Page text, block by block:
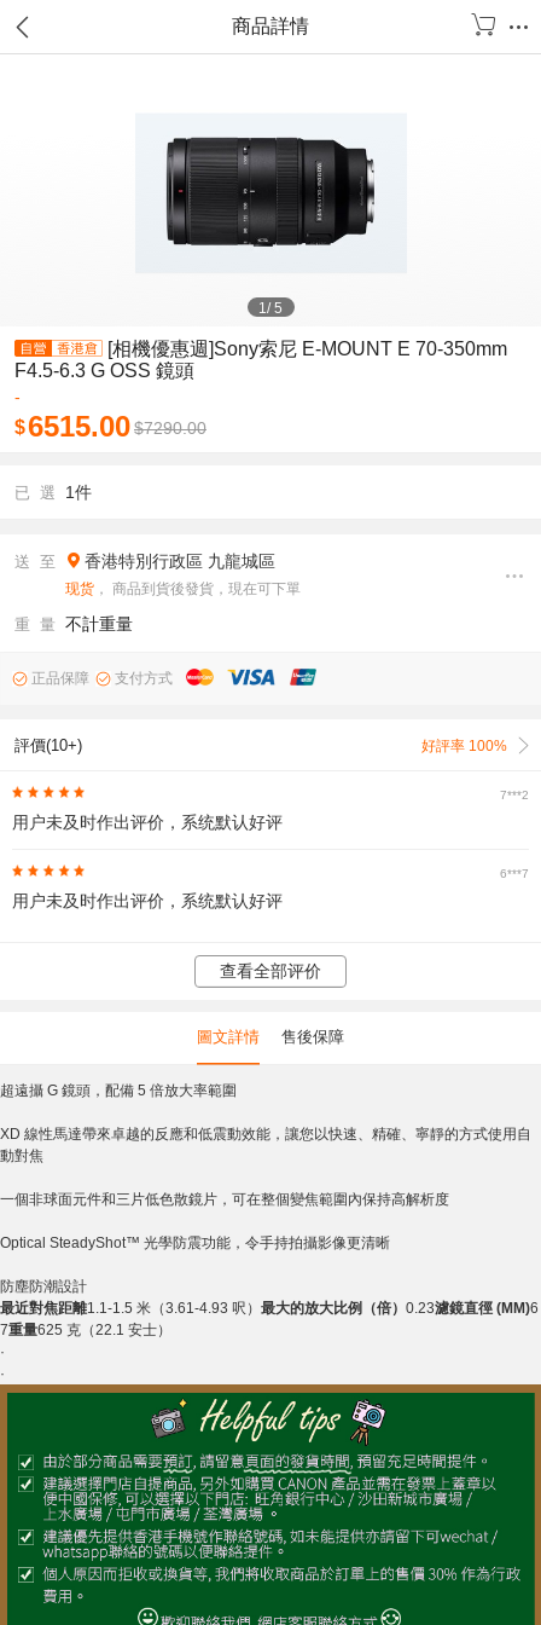
商品詳情
1/5
[相機優惠週]Sony索尼 E-MOUNT E 70-350mm
F4.5-6.3 G OSS 鏡頭
-
$6515.00$7290.00
已 選 1件
送 至 香港特別行政區 九龍城區
现货 ， 商品到貨後發貨，現在可下單
重 量 不計重量
正品保障 支付方式
評價(10+) 好評率 100%
7***2
用户未及时作出评价，系统默认好评
6***7
用户未及时作出评价，系统默认好评
查看全部评价
圖文詳情 售後保障
超遠攝 G 鏡頭，配備 5 倍放大率範圍
XD 線性馬達帶來卓越的反應和低震動效能，讓您以快速、精確、寧靜的方式使用自
動對焦
一個非球面元件和三片低色散鏡片，可在整個變焦範圍內保持高解析度
Optical SteadyShot™ 光學防震功能，令手持拍攝影像更清晰
防塵防潮設計
最近對焦距離1.1-1.5 米（3.61-4.93 呎） 最大的放大比例（倍） 0.23濾鏡直徑 (MM)6
7重量625 克（22.1 安士）
·
·